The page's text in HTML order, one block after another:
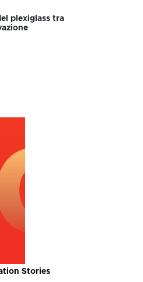
plexiglass tra
Stories